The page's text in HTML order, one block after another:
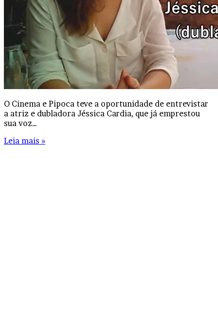
O Cinema e Pipoca teve a oportunidade de entrevistar
a atriz e dubladora Jéssica Cardia, que já emprestou
sua voz…
Leia mais »